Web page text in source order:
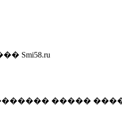
Smi58.ru
�����